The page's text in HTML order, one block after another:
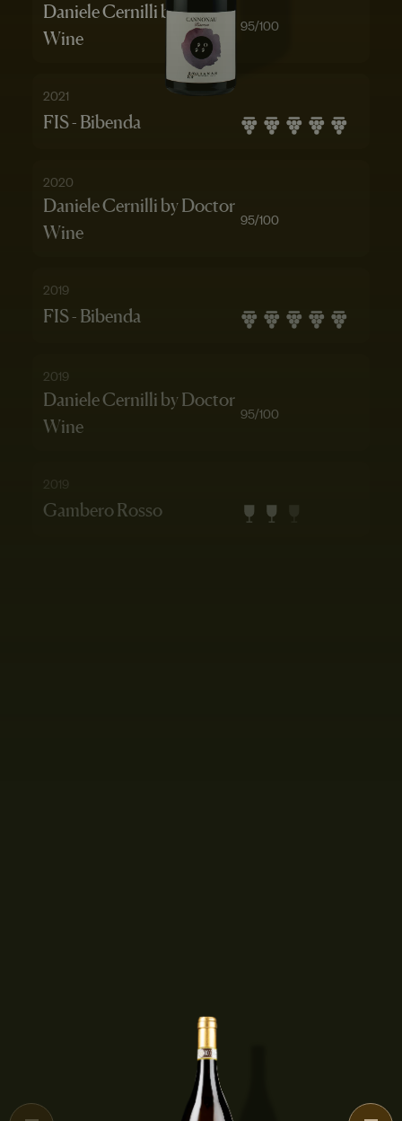
Daniele Cernilli by Doctor
Wine
95/100
2021
FIS - Bibenda
2020
Daniele Cernilli by Doctor
Wine
95/100
2019
FIS - Bibenda
2019
Daniele Cernilli by Doctor
Wine
95/100
2019
Gambero Rosso